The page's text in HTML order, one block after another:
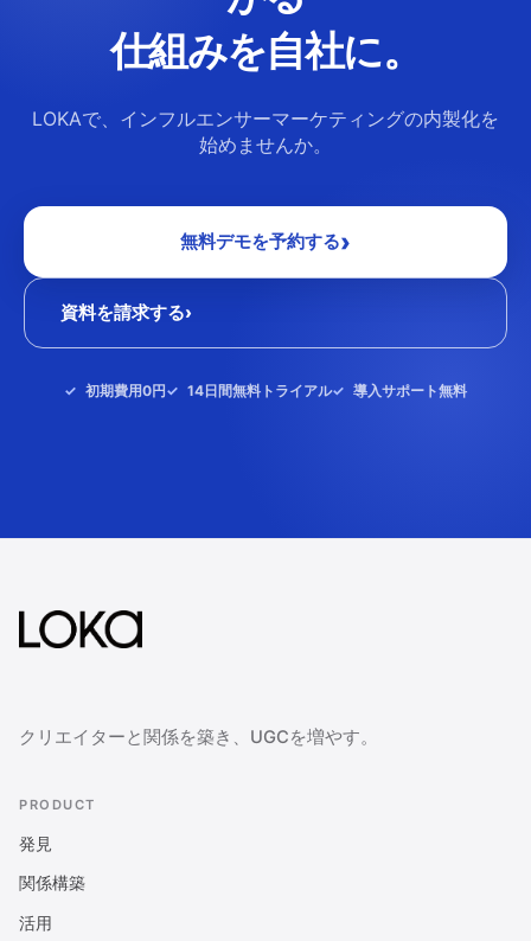
仕組みを自社に。
LOKAで、インフルエンサーマーケティングの内製化を
始めませんか。
無料デモを予約する›
資料を請求する›
初期費用0円 14日間無料トライアル 導入サポート無料
クリエイターと関係を築き、UGCを増やす。
PRODUCT
発見
関係構築
活用